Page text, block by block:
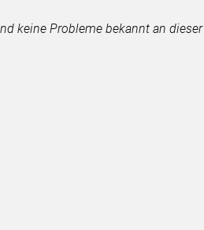
keine Probleme bekannt an dieser